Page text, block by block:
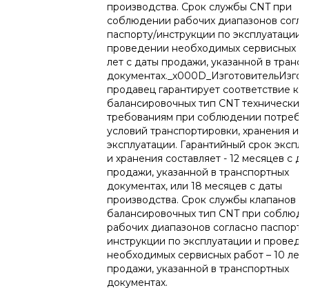
производства. Срок службы CNT при
соблюдении рабочих диапазонов
паспорту/инструкции по эксплуатации
проведении необходимых сервисных
лет с даты продажи, указанной в
продавец гарантирует соответствие
балансировочных тип CNT техническим
требованиям при соблюдении
условий транспортировки, хранения и
эксплуатации. Гарантийный срок
и хранения составляет - 12 месяцев с
продажи, указанной в транспортных
документах, или 18 месяцев с даты
производства. Срок службы клапанов
балансировочных тип CNT при
рабочих диапазонов согласно
инструкции по эксплуатации и
необходимых сервисных работ – 10 лет
продажи, указанной в транспортных
документах.